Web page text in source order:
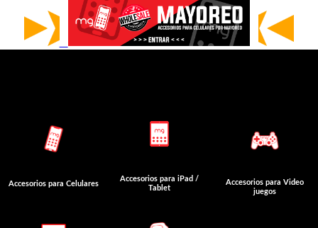
Accesorios para Celulares
Accesorios para iPad /
Tablet
Accesorios para Video
juegos